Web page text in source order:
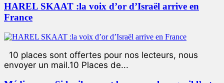
HAREL SKAAT :la voix d’or d’Israël arrive en
France
10 places sont offertes pour nos lecteurs, nous
envoyer un mail.10 Places de...